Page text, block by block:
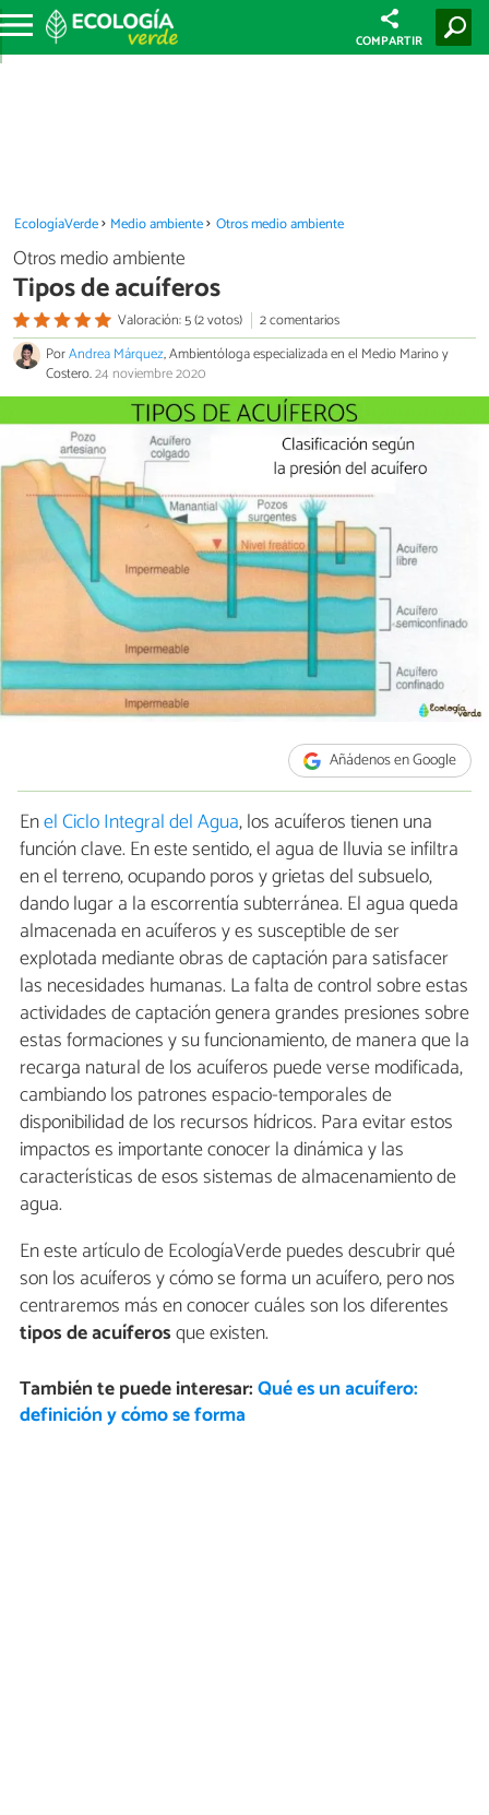
COMPARTIR
EcologíaVerde Medio ambiente Otros medio ambiente
Otros medio ambiente
Tipos de acuíferos
Valoración: 5 (2 votos)
2 comentarios
PorAndrea Márquez, Ambientóloga especializada en el Medio Marino y
Costero.24 noviembre 2020
Añádenos en Google
Enel Ciclo Integral del Agua, los acuíferos tienen una
función clave. En este sentido, el agua de lluvia se infiltra
en el terreno, ocupando poros y grietas del subsuelo,
dando lugar a la escorrentía subterránea. El agua queda
almacenada en acuíferos y es susceptible de ser
explotada mediante obras de captación para satisfacer
las necesidades humanas. La falta de control sobre estas
actividades de captación genera grandes presiones sobre
estas formaciones y su funcionamiento, de manera que la
recarga natural de los acuíferos puede verse modificada,
cambiando los patrones espacio-temporales de
disponibilidad de los recursos hídricos. Para evitar estos
impactos es importante conocer la dinámica y las
características de esos sistemas de almacenamiento de
agua.
En este artículo de EcologíaVerde puedes descubrir qué
son los acuíferos y cómo se forma un acuífero, pero nos
centraremos más en conocer cuáles son los diferentes
tipos de acuíferosque existen.
También te puede interesar:Qué es un acuífero:
definición y cómo se forma